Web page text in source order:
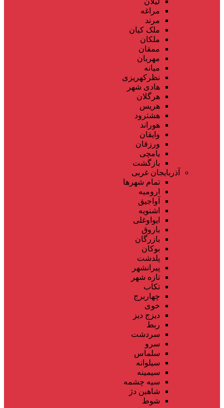
مراغه
مرند
ملک کیان
ملکان
ممقان
مهربان
میانه
نظرکهریزی
هادی شهر
هرگلان
هریس
هشترود
هوراند
وایقان
ورزقان
یامچی
بازگشت
آذربایجان غربی
تمام شهر‌ها
ارومیه
آواجیق
اشنویه
ایواوغلی
باروق
بازرگان
بوکان
پلدشت
پیرانشهر
تازه شهر
تکاب
چهاربرج
خوی
دیزج دیز
ربط
سردشت
سرو
سلماس
سیلوانه
سیمینه
سیه چشمه
شاهین دژ
شوط